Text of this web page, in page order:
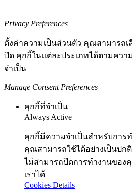
Privacy Preferences
ตั้งค่าความเป็นส่วนตัว คุณสามารถเ
ปิด คุกกี้ในแต่ละประเภทได้ตามควา
จำเป็น
Manage Consent Preferences
คุกกี้ที่จำเป็น
Always Active
คุกกี้มีความจำเป็นสำหรับการ
คุณสามารถใช้ได้อย่างเป็นปก
ไม่สามารถปิดการทำงานของ
เราได้
Cookies Details